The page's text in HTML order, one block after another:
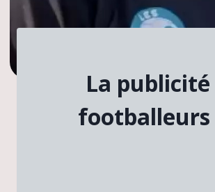
La
footballeurs